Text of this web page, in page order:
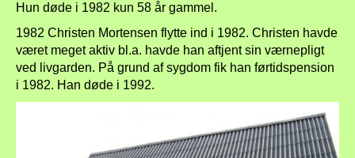
Hun døde i 1982 kun 58 år gammel.
1982 Christen Mortensen flytte ind i 1982. Christen havde
været meget aktiv bl.a. havde han aftjent sin værnepligt
ved livgarden. På grund af sygdom fik han førtidspension
i 1982. Han døde i 1992.